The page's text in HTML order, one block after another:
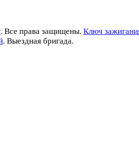
. Все права защищены. Ключ
. Выездная бригада.